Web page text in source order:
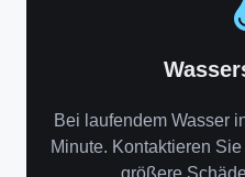
Bei laufendem Wasser
Minute. Kontaktieren
größere